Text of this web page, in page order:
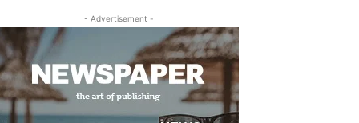
- Advertisement -